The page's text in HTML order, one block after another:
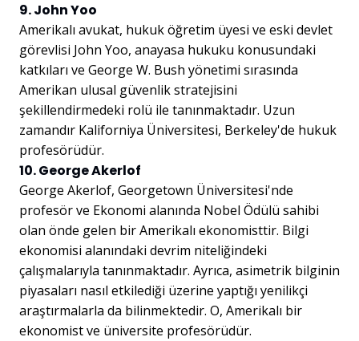
9. John Yoo
Amerikalı avukat, hukuk öğretim üyesi ve eski devlet
görevlisi John Yoo, anayasa hukuku konusundaki
katkıları ve George W. Bush yönetimi sırasında
Amerikan ulusal güvenlik stratejisini
şekillendirmedeki rolü ile tanınmaktadır. Uzun
zamandır Kaliforniya Üniversitesi, Berkeley'de hukuk
profesörüdür.
10. George Akerlof
George Akerlof, Georgetown Üniversitesi'nde
profesör ve Ekonomi alanında Nobel Ödülü sahibi
olan önde gelen bir Amerikalı ekonomisttir. Bilgi
ekonomisi alanındaki devrim niteliğindeki
çalışmalarıyla tanınmaktadır. Ayrıca, asimetrik bilginin
piyasaları nasıl etkilediği üzerine yaptığı yenilikçi
araştırmalarla da bilinmektedir. O, Amerikalı bir
ekonomist ve üniversite profesörüdür.